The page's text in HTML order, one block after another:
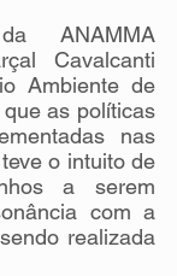
ANAMMA
Cavalcanti
Ambiente de
as políticas
nas
o intuito de
a serem
com a
realizada